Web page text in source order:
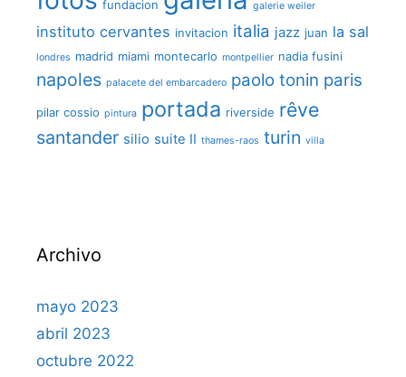
fundacion galerie weiler
instituto cervantes invitacion italia jazz juan la sal
londres madrid miami montecarlo montpellier nadia fusini
napoles palacete del embarcadero paolo tonin paris
pilar cossio pintura portada riverside rêve
santander silio suite II thames-raos turin villa
Archivo
mayo 2023
abril 2023
octubre 2022